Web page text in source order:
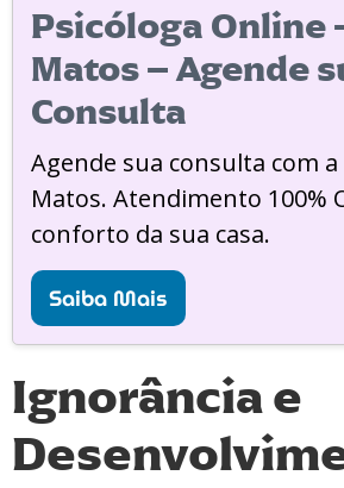
Psicóloga Online
Matos – Agende
Consulta
Agende sua consulta com a
Matos. Atendimento 100%
conforto da sua casa.
Saiba Mais
Ignorância e